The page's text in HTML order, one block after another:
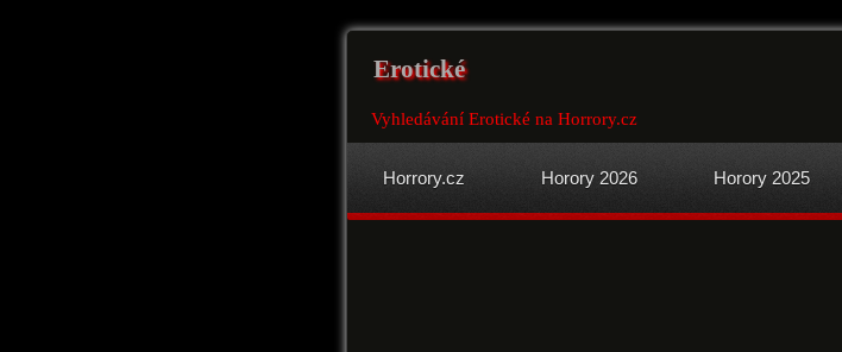
Erotické
Vyhledávání Erotické na Horrory.cz
Horrory.cz Horory 2026 Horory 2025